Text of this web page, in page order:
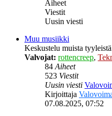
Aiheet
Viestit
Uusin viesti
Muu musiikki
Keskustelu muista
Valvojat: rottencreep,
84 Aiheet
523 Viestit
Uusin viesti
Kirjoittaja
07.08.2025, 07:52